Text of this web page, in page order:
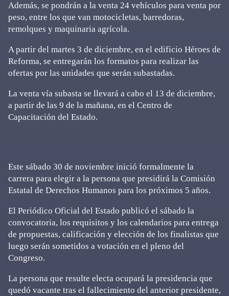
Además, se pondrán a la venta 24 vehículos para venta por
peso, entre los que van motocicletas, barredoras,
remolques y maquinaria agrícola.
A partir del martes 3 de diciembre, en el edificio Héroes de
Reforma, se entregarán los formatos para realizar las
ofertas por las unidades que serán subastadas.
La venta vía subasta se llevará a cabo el 13 de diciembre,
a partir de las 9 de la mañana, en el Centro de
Capacitación del Estado.
Este sábado 30 de noviembre inició formalmente la
carrera para elegir a la persona que presidirá la Comisión
Estatal de Derechos Humanos para los próximos 5 años.
El Periódico Oficial del Estado publicó el sábado la
convocatoria, los requisitos y los calendarios para entrega
de propuestas, calificación y elección de los finalistas que
luego serán sometidos a votación en el pleno del
Congreso.
La persona que resulte electa ocupará la presidencia que
quedó vacante tras el fallecimiento del anterior presidente,